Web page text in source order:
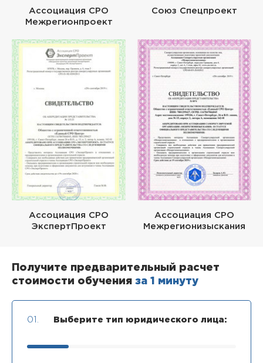
Ассоциация СРО
Межрегионпроект
Союз Спецпроект
Ассоциация СРО
ЭкспертПроект
Ассоциация СРО
Межрегионизыскания
Получите предварительный расчет
стоимости обучения за 1 минуту
01. Выберите тип юридического лица: